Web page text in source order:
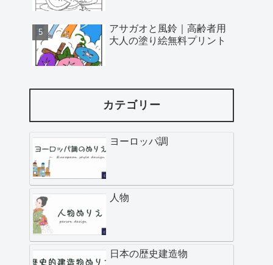
アサガオと風鈴｜高齢者用
大人の塗り絵無料プリント
カテゴリー
ヨーロッパ調
人物
日本の歴史建造物